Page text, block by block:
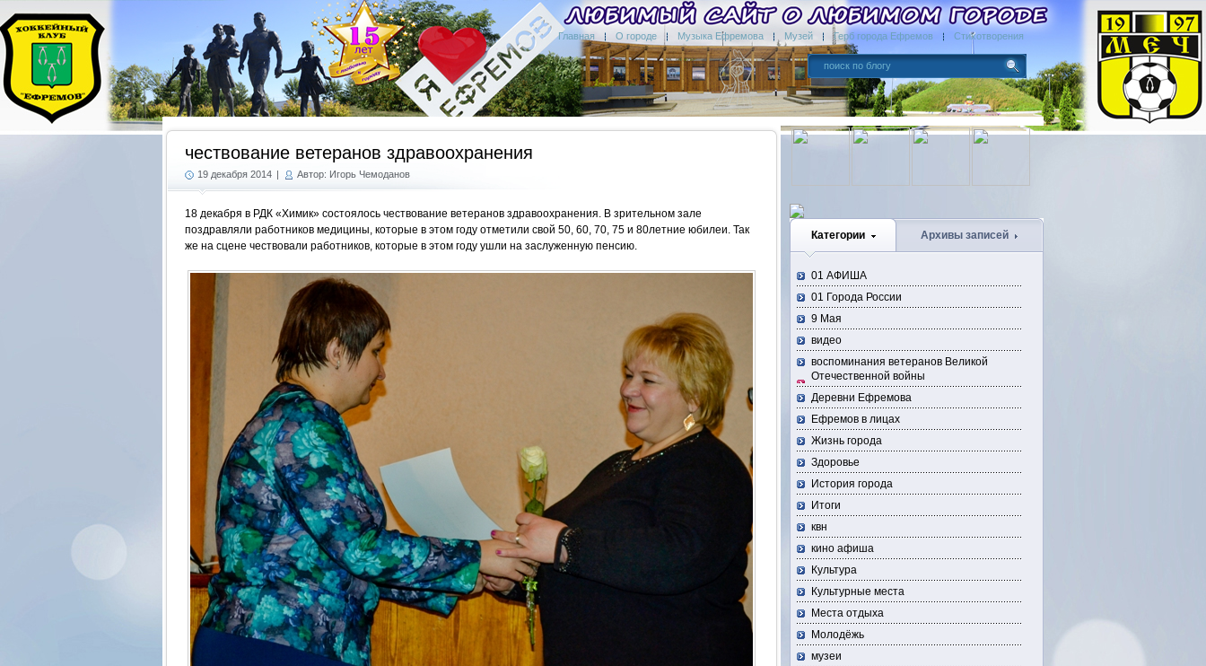
Главная О городе Музыка Ефремова Музей Герб города Ефремов Стихотворения
чествование ветеранов здравоохранения
19 декабря 2014 | Автор: Игорь Чемоданов
18 декабря в РДК «Химик» состоялось чествование ветеранов здравоохранения. В зрительном зале
поздравляли работников медицины, которые в этом году отметили свой 50, 60, 70, 75 и 80летние юбилеи. Так
же на сцене чествовали работников, которые в этом году ушли на заслуженную пенсию.
Категории Архивы записей
01 АФИША
01 Города России
9 Мая
видео
воспоминания ветеранов Великой
Отечественной войны
Деревни Ефремова
Ефремов в лицах
Жизнь города
Здоровье
История города
Итоги
квн
кино афиша
Культура
Культурные места
Места отдыха
Молодёжь
музеи